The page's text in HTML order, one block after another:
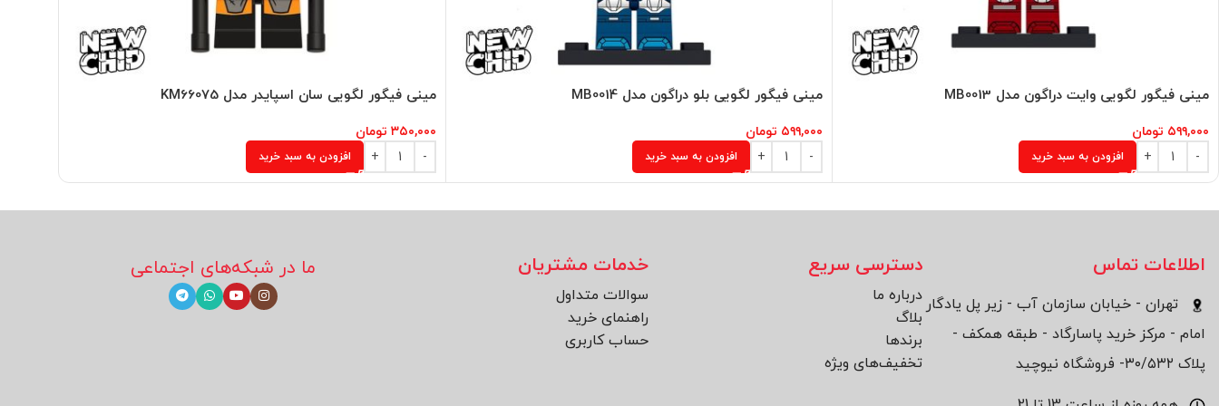
مینی فیگور لگویی وایت دراگون مدل MB0013
۵۹۹,۰۰۰ تومان
افزودن به سبد خرید
مینی فیگور لگویی بلو دراگون مدل MB0014
۵۹۹,۰۰۰ تومان
افزودن به سبد خرید
مینی فیگور لگویی سان اسپایدر مدل KM66075
۳۵۰,۰۰۰ تومان
افزودن به سبد خرید
اطلاعات تماس
تهران - خیابان سازمان آب - زیر پل یادگار
امام - مرکز خرید پاسارگاد - طبقه همکف -
پلاک ۳۰/۵۳۲- فروشگاه نیوچید
دسترسی سریع
درباره ما
بلاگ
برند‌ها
تخفیف‌های ویژه
خدمات مشتریان
سوالات متداول
راهنمای خرید
حساب کاربری
ما در شبکه‌های اجتماعی